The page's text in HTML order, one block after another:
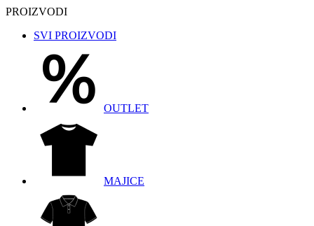
PROIZVODI
SVI PROIZVODI
OUTLET
MAJICE